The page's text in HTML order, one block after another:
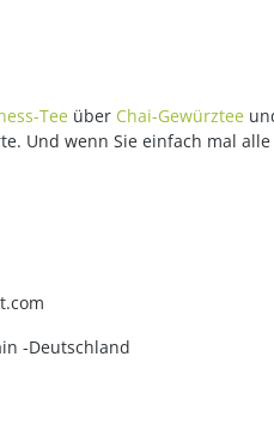
Tee über Chai-Gewürztee
Und wenn Sie einfach mal
-Deutschland